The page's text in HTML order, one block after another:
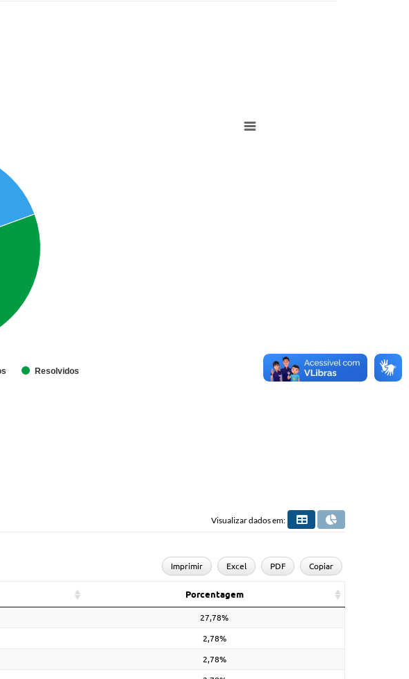
Resolvidos
Visualizar dados em:
Imprimir Excel PDF Copiar
Porcentagem
27,78%
2,78%
2,78%